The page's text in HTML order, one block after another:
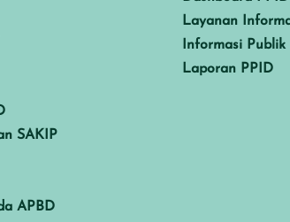
SAKIP
APBD
Layanan
Informasi Publik
Laporan PPID